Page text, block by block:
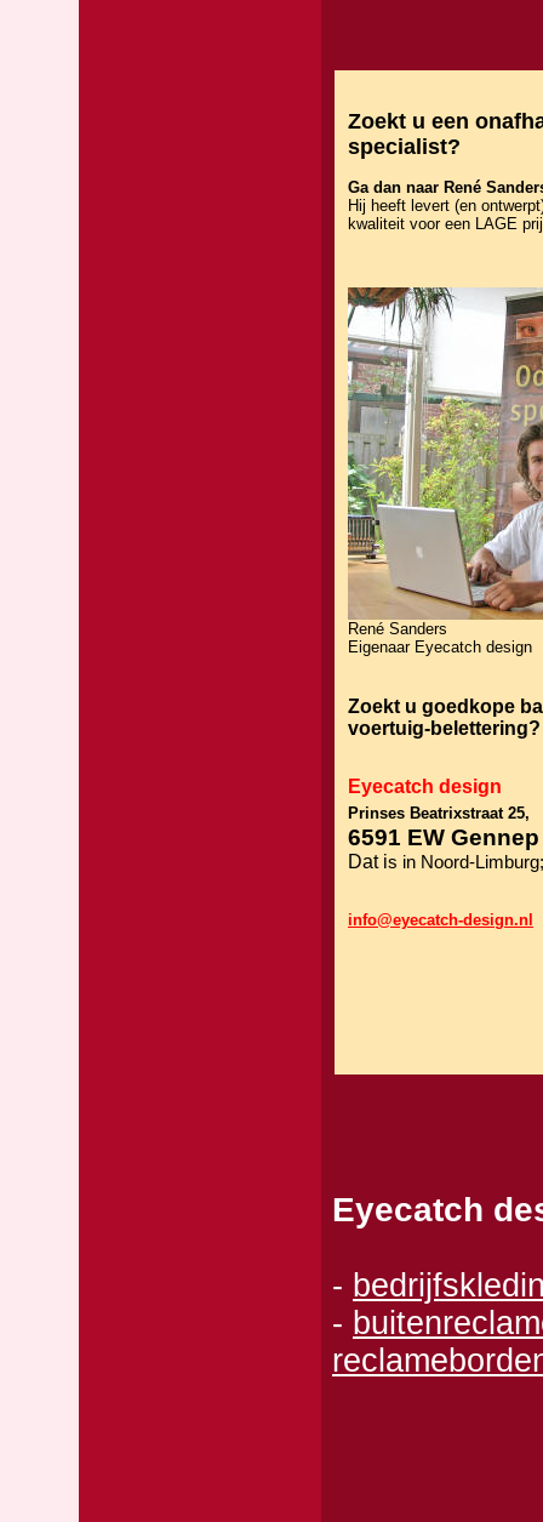
Zoekt u een
specialist?
Ga dan naar René
Hij heeft levert (en
kwaliteit voor een LAGE
René Sanders
Eigenaar Eyecatch design
Zoekt u goedkope
voertuig-belettering?
Eyecatch design
Prinses Beatrixstraat 25,
6591 EW
Dat is in Noord-
info@eyecatch-design.nl
Eyecatch
-
-